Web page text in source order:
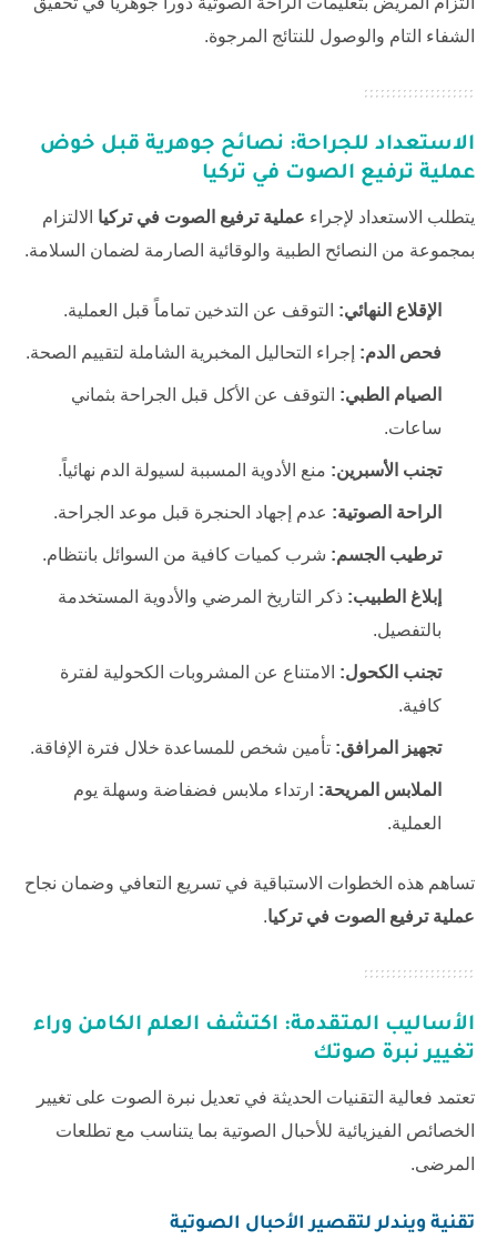
الشفاء التام والوصول للنتائج المرجوة.
الاستعداد للجراحة: نصائح جوهرية قبل خوض
عملية ترفيع الصوت في تركيا
يتطلب الاستعداد لإجراء عملية ترفيع الصوت في تركيا الالتزام
بمجموعة من النصائح الطبية والوقائية الصارمة لضمان السلامة.
الإقلاع النهائي: التوقف عن التدخين تماماً قبل العملية.
فحص الدم: إجراء التحاليل المخبرية الشاملة لتقييم الصحة.
الصيام الطبي: التوقف عن الأكل قبل الجراحة بثماني
ساعات.
تجنب الأسبرين: منع الأدوية المسببة لسيولة الدم نهائياً.
الراحة الصوتية: عدم إجهاد الحنجرة قبل موعد الجراحة.
ترطيب الجسم: شرب كميات كافية من السوائل بانتظام.
إبلاغ الطبيب: ذكر التاريخ المرضي والأدوية المستخدمة
بالتفصيل.
تجنب الكحول: الامتناع عن المشروبات الكحولية لفترة
كافية.
تجهيز المرافق: تأمين شخص للمساعدة خلال فترة الإفاقة.
الملابس المريحة: ارتداء ملابس فضفاضة وسهلة يوم
العملية.
تساهم هذه الخطوات الاستباقية في تسريع التعافي وضمان نجاح
عملية ترفيع الصوت في تركيا.
الأساليب المتقدمة: اكتشف العلم الكامن وراء
تغيير نبرة صوتك
تعتمد فعالية التقنيات الحديثة في تعديل نبرة الصوت على تغيير
الخصائص الفيزيائية للأحبال الصوتية بما يتناسب مع تطلعات
المرضى.
تقنية ويندلر لتقصير الأحبال الصوتية